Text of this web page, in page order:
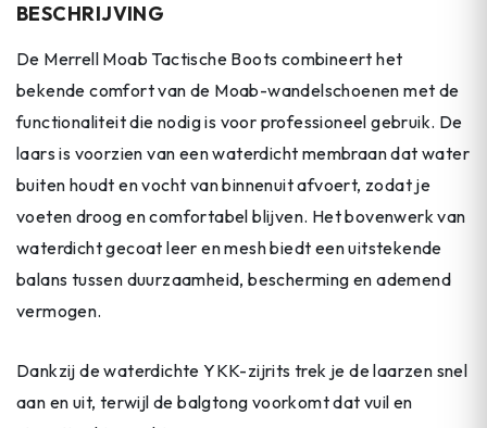
BESCHRIJVING
De Merrell Moab Tactische Boots combineert het
bekende comfort van de Moab-wandelschoenen met de
functionaliteit die nodig is voor professioneel gebruik. De
laars is voorzien van een waterdicht membraan dat water
buiten houdt en vocht van binnenuit afvoert, zodat je
voeten droog en comfortabel blijven. Het bovenwerk van
waterdicht gecoat leer en mesh biedt een uitstekende
balans tussen duurzaamheid, bescherming en ademend
vermogen.
Dankzij de waterdichte YKK-zijrits trek je de laarzen snel
aan en uit, terwijl de balgtong voorkomt dat vuil en